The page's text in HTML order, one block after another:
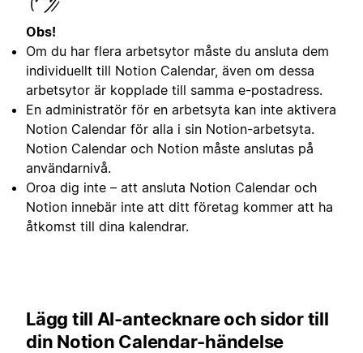
Obs!
Om du har flera arbetsytor måste du ansluta dem
individuellt till Notion Calendar, även om dessa
arbetsytor är kopplade till samma e-postadress.
En administratör för en arbetsyta kan inte aktivera
Notion Calendar för alla i sin Notion-arbetsyta.
Notion Calendar och Notion måste anslutas på
användarnivå.
Oroa dig inte – att ansluta Notion Calendar och
Notion innebär inte att ditt företag kommer att ha
åtkomst till dina kalendrar.
Lägg till AI-antecknare och sidor till
din Notion Calendar-händelse